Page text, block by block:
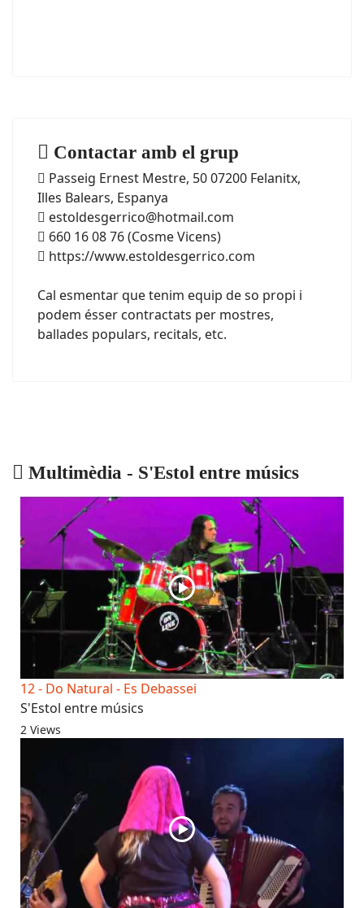
Contactar amb el grup
Passeig Ernest Mestre, 50 07200 Felanitx,
Illes Balears, Espanya
estoldesgerrico@hotmail.com
660 16 08 76 (Cosme Vicens)
https://www.estoldesgerrico.com
Cal esmentar que tenim equip de so propi i
podem ésser contractats per mostres,
ballades populars, recitals, etc.
Multimèdia - S'Estol entre músics
12 - Do Natural - Es Debassei
S'Estol entre músics
2 Views